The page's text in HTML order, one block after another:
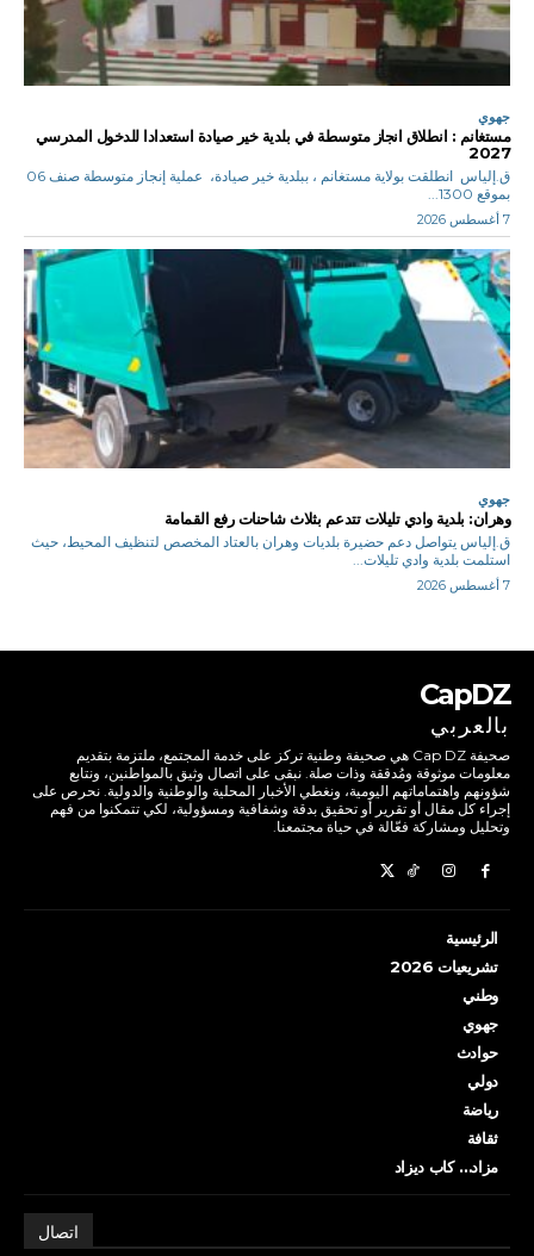
جهوي
مستغانم : انطلاق انجاز متوسطة في بلدية خير صيادة استعدادا للدخول المدرسي
2027
ق.إلياس انطلقت بولاية مستغانم ، ببلدية خير صيادة، عملية إنجاز متوسطة صنف 06
بموقع 1300...
7 أغسطس 2026
جهوي
وهران: بلدية وادي تليلات تتدعم بثلاث شاحنات رفع القمامة
ق.إلياس يتواصل دعم حضيرة بلديات وهران بالعتاد المخصص لتنظيف المحيط، حيث
استلمت بلدية وادي تليلات...
7 أغسطس 2026
CapDZ
بالعربي
صحيفة Cap DZ هي صحيفة وطنية تركز على خدمة المجتمع، ملتزمة بتقديم
معلومات موثوقة ومُدققة وذات صلة. نبقى على اتصال وثيق بالمواطنين، ونتابع
شؤونهم واهتماماتهم اليومية، ونغطي الأخبار المحلية والوطنية والدولية. نحرص على
إجراء كل مقال أو تقرير أو تحقيق بدقة وشفافية ومسؤولية، لكي تتمكنوا من فهم
وتحليل ومشاركة فعّالة في حياة مجتمعنا.
الرئيسية
تشريعيات 2026
وطني
جهوي
حوادث
دولي
رياضة
ثقافة
مزاد… كاب ديزاد
اتصال